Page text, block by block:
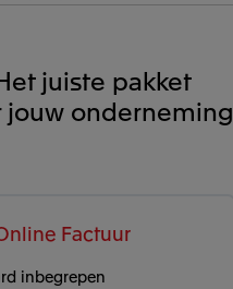
juiste pakket
jouw onderneming
Factuur
inbegrepen